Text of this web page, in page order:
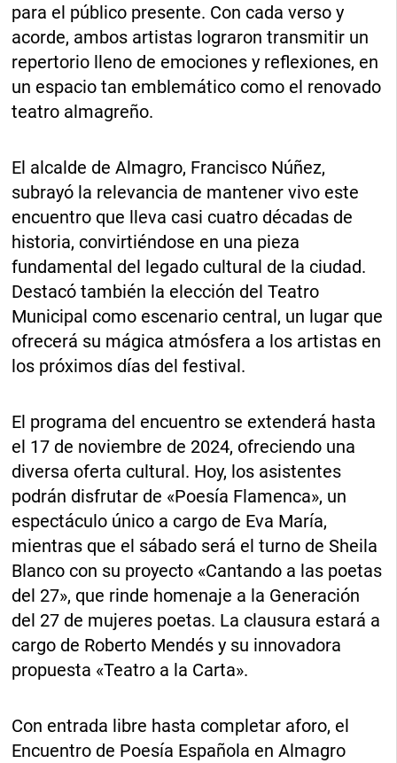
para el público presente. Con cada verso y
acorde, ambos artistas lograron transmitir un
repertorio lleno de emociones y reflexiones, en
un espacio tan emblemático como el renovado
teatro almagreño.
El alcalde de Almagro, Francisco Núñez,
subrayó la relevancia de mantener vivo este
encuentro que lleva casi cuatro décadas de
historia, convirtiéndose en una pieza
fundamental del legado cultural de la ciudad.
Destacó también la elección del Teatro
Municipal como escenario central, un lugar que
ofrecerá su mágica atmósfera a los artistas en
los próximos días del festival.
El programa del encuentro se extenderá hasta
el 17 de noviembre de 2024, ofreciendo una
diversa oferta cultural. Hoy, los asistentes
podrán disfrutar de «Poesía Flamenca», un
espectáculo único a cargo de Eva María,
mientras que el sábado será el turno de Sheila
Blanco con su proyecto «Cantando a las poetas
del 27», que rinde homenaje a la Generación
del 27 de mujeres poetas. La clausura estará a
cargo de Roberto Mendés y su innovadora
propuesta «Teatro a la Carta».
Con entrada libre hasta completar aforo, el
Encuentro de Poesía Española en Almagro